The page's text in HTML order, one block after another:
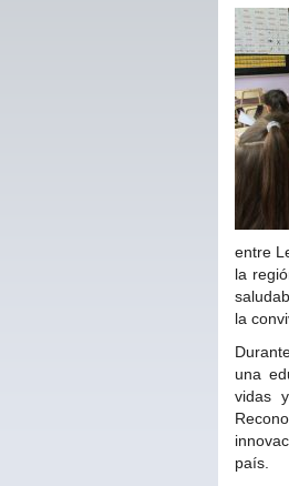
entre
la
la
una
vidas
país.